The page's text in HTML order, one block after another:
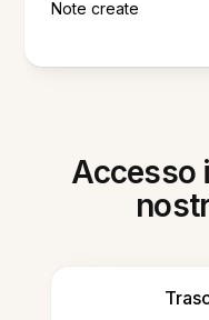
Note create
Accesso